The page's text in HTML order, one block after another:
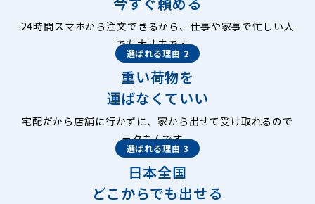
24時間スマホから注文できるから、仕事や家事で忙しい人
でも大丈夫です。
選ばれる理由 2
重い荷物を
運ばなくていい
宅配だから店舗に行かずに、家から出せて受け取れるので
ラクちんです。
選ばれる理由 3
日本全国
どこからでも出せる